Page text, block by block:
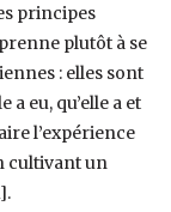
principes
plutôt à se
: elles sont
eu, qu’elle a et
l’expérience
cultivant un